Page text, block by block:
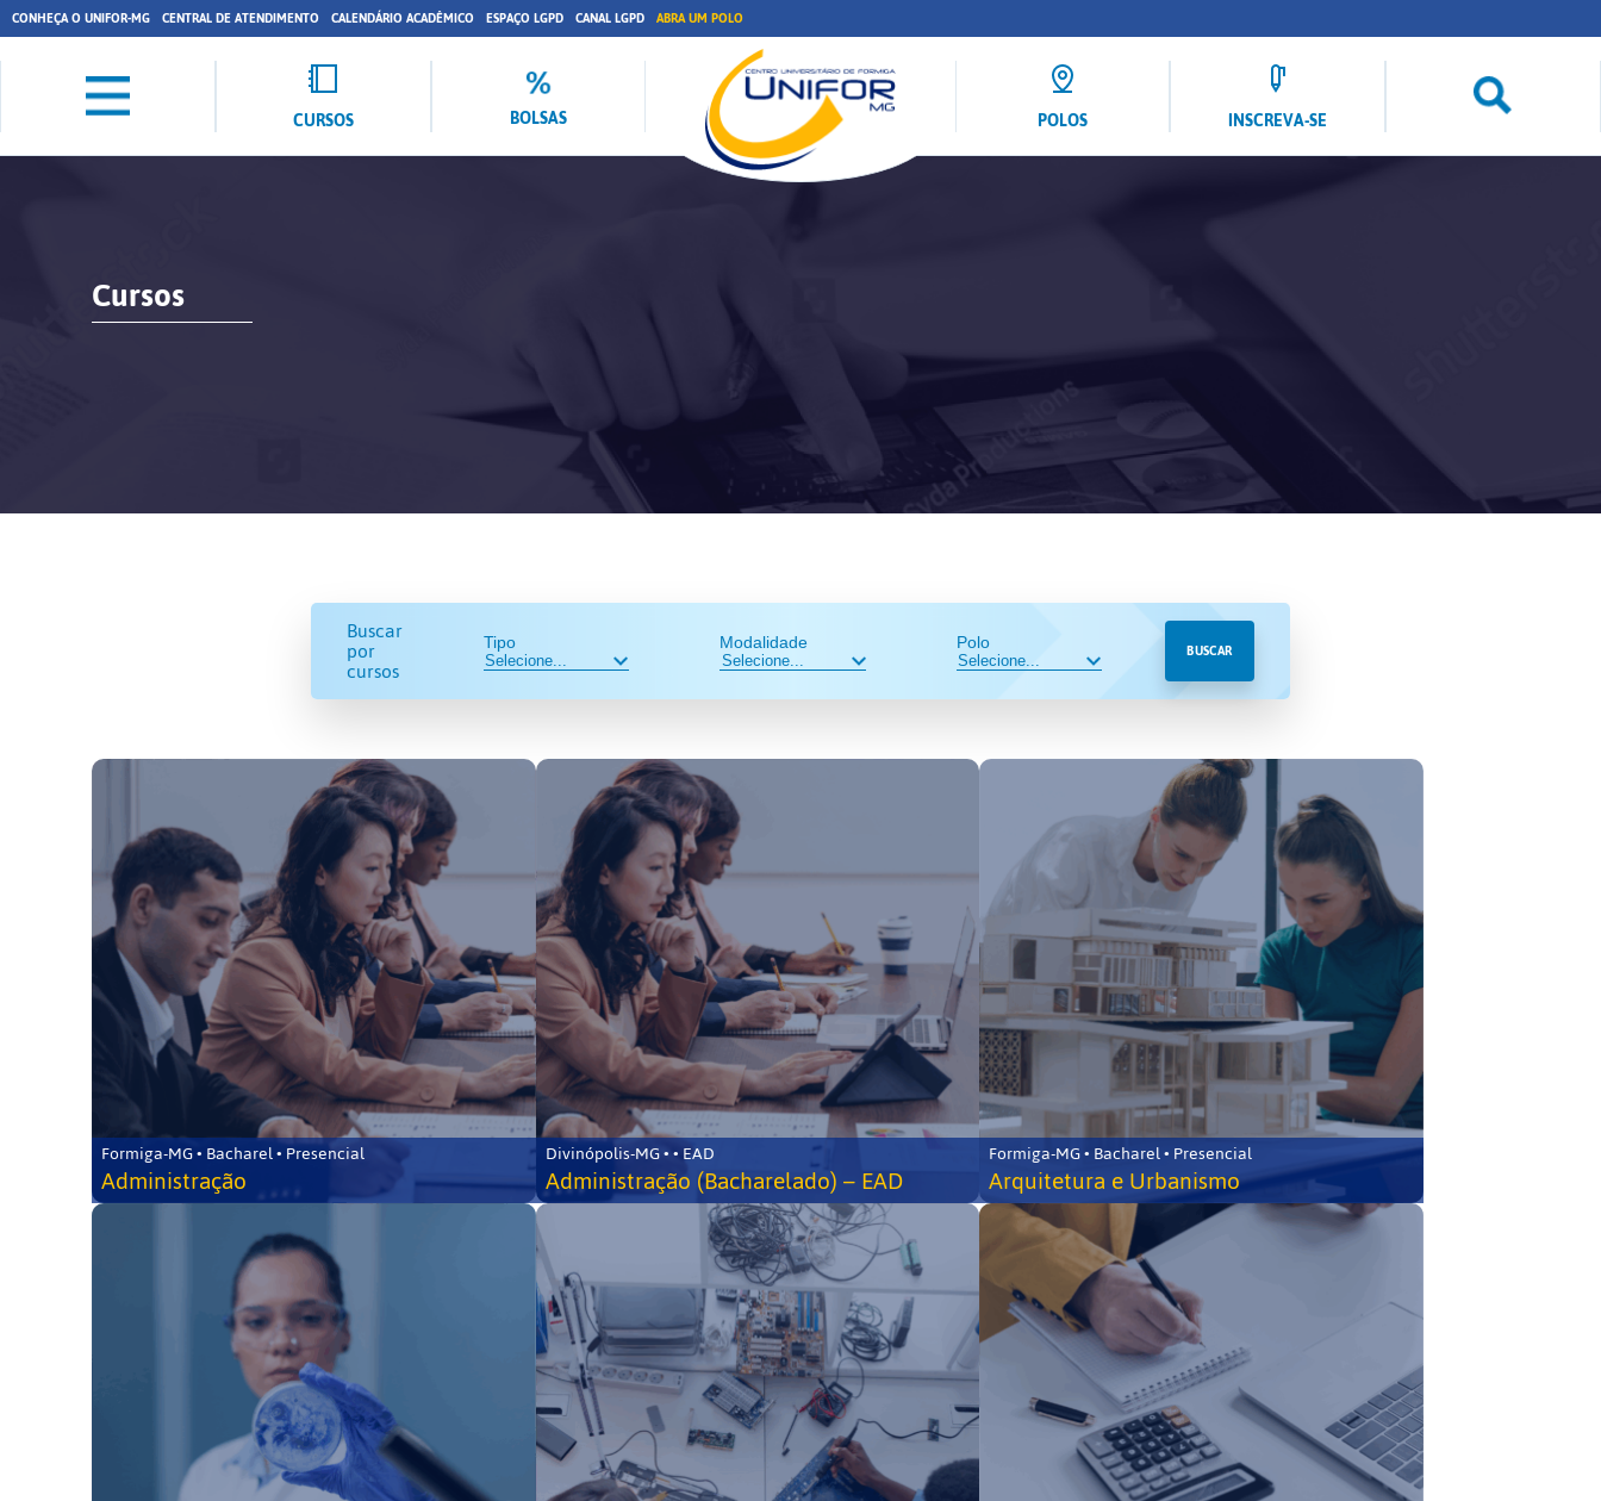
CONHEÇA O UNIFOR-MG CENTRAL DE ATENDIMENTO CALENDÁRIO ACADÊMICO ESPAÇO LGPD CANAL LGPD ABRA UM POLO
CURSOS BOLSAS POLOS INSCREVA-SE
Cursos
Buscar
por
cursos
Tipo Modalidade Polo BUSCAR
Formiga-MG • Bacharel • Presencial
Administração
Divinópolis-MG • • EAD
Administração (Bacharelado) – EAD
Formiga-MG • Bacharel • Presencial
Arquitetura e Urbanismo